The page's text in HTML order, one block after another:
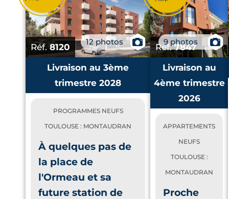
Réf.8120
12 photos 📷
Livraison au 3ème
trimestre 2028
PROGRAMMES NEUFS
TOULOUSE : MONTAUDRAN
À quelques pas de
la place de
l'Ormeau et sa
future station de
Réf.7847
9 photos 📷
Livraison au
4ème trimestre
2026
APPARTEMENTS
NEUFS
TOULOUSE :
MONTAUDRAN
Proche